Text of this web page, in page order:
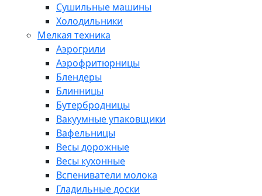
Сушильные машины
Холодильники
Мелкая техника
Аэрогрили
Аэрофритюрницы
Блендеры
Блинницы
Бутербродницы
Вакуумные упаковщики
Вафельницы
Весы дорожные
Весы кухонные
Вспениватели молока
Гладильные доски